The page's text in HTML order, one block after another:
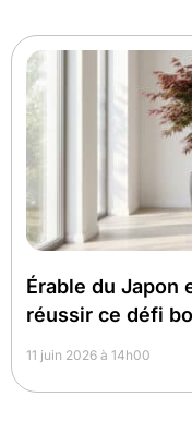
Érable du Japon
réussir ce défi
11 juin 2026 à 14h00